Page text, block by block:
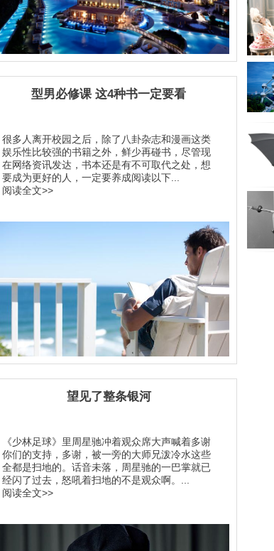
型男必修课 这4种书一定要看
很多人离开校园之后，除了八卦杂志和漫画这类
娱乐性比较强的书籍之外，鲜少再碰书，尽管现
在网络资讯发达，书本还是有不可取代之处，想
要成为更好的人，一定要养成阅读以下...
阅读全文>>
望见了整条银河
《少林足球》里周星驰冲着观众席大声喊着多谢
你们的支持，多谢，被一旁的大师兄泼冷水这些
全都是扫地的。话音未落，周星驰的一巴掌就已
经闪了过去，怒吼着扫地的不是观众啊。...
阅读全文>>